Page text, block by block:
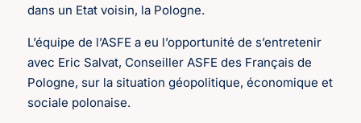
dans un Etat voisin, la Pologne.
L’équipe de l’ASFE a eu l’opportunité de s’entretenir
avec Eric Salvat, Conseiller ASFE des Français de
Pologne, sur la situation géopolitique, économique et
sociale polonaise.